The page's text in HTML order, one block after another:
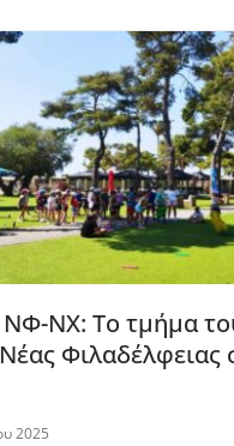
ΝΧ: Το τμήμα
Φιλαδέλφειας
2025